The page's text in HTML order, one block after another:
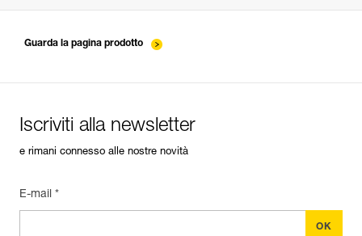
Guarda la pagina prodotto
Iscriviti alla newsletter
e rimani connesso alle nostre novità
E-mail *